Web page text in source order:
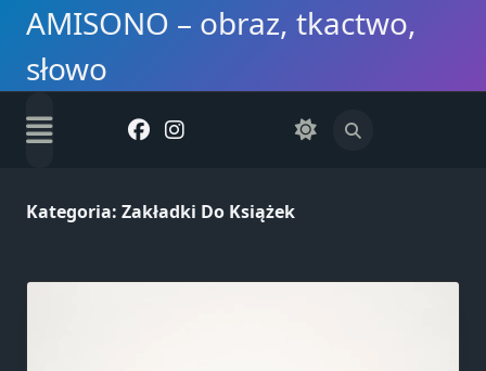
Skip
content
AMISONO – obraz, tkactwo,
słowo
Kategoria: Zakładki Do Książek